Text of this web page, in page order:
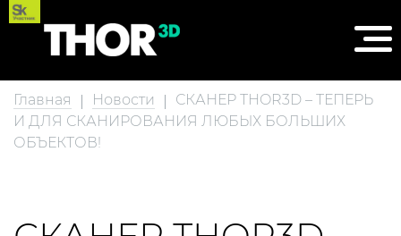
Главная Новости
СКАНЕР ТHOR3D – ТЕПЕРЬ
И ДЛЯ СКАНИРОВАНИЯ ЛЮБЫХ БОЛЬШИХ
ОБЪЕКТОВ!